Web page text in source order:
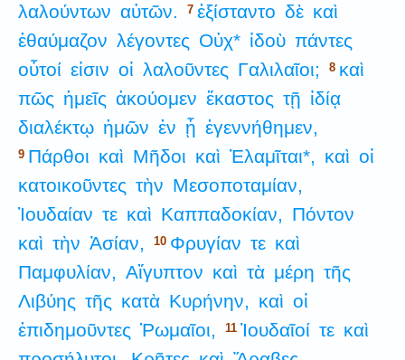
λαλούντων αὐτῶν. 7 ἐξίσταντο δὲ καὶ
ἐθαύμαζον λέγοντες Οὐχ* ἰδοὺ πάντες
οὗτοί εἰσιν οἱ λαλοῦντες Γαλιλαῖοι; 8 καὶ
πῶς ἡμεῖς ἀκούομεν ἕκαστος τῇ ἰδίᾳ
διαλέκτῳ ἡμῶν ἐν ᾗ ἐγεννήθημεν,
9 Πάρθοι καὶ Μῆδοι καὶ Ἐλαμῖται*, καὶ οἱ
κατοικοῦντες τὴν Μεσοποταμίαν,
Ἰουδαίαν τε καὶ Καππαδοκίαν, Πόντον
καὶ τὴν Ἀσίαν, 10 Φρυγίαν τε καὶ
Παμφυλίαν, Αἴγυπτον καὶ τὰ μέρη τῆς
Λιβύης τῆς κατὰ Κυρήνην, καὶ οἱ
ἐπιδημοῦντες Ῥωμαῖοι, 11 Ἰουδαῖοί τε καὶ